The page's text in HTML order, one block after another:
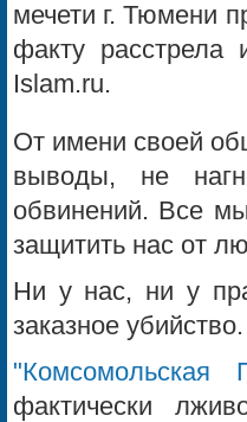
мечети г. Тюмени
факту
Islam.ru.
От имени своей
выводы, не
обвинений. Все
защитить нас от
Ни у нас, ни у
заказное убийство.
фактически